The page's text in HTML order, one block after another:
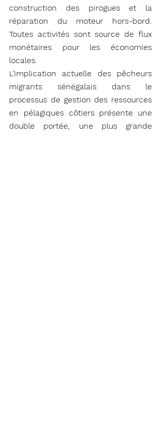
construction des pirogues et la
réparation du moteur hors-bord.
Toutes activités sont source de flux
monétaires pour les économies
locales.
L’implication actuelle des pêcheurs
migrants sénégalais dans le
processus de gestion des ressources
en pélagiques côtiers présente une
double portée, une plus grande